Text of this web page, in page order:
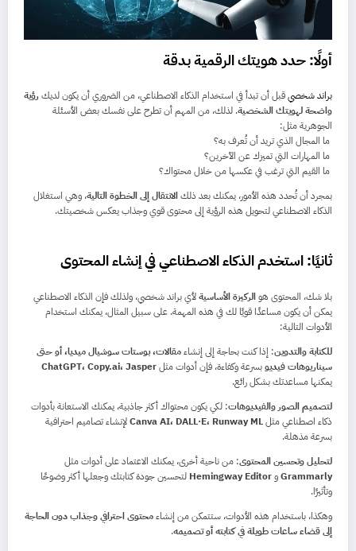
أولًا: حدد هويتك الرقمية بدقة
براند شخصيقبل أن تبدأ في استخدام الذكاء الاصطناعي، من الضروري أن يكون لديك رؤية
واضحة لهويتك الشخصية. لذلك، من المهم أن تطرح على نفسك بعض الأسئلة
الجوهرية مثل:
ما المجال الذي تريد أن تُعرف به؟
ما المهارات التي تميزك عن الآخرين؟
ما القيم التي ترغب في عكسها من خلال محتواك؟
بمجرد أن تُحدد هذه الأمور، يمكنك بعد ذلكالانتقال إلى الخطوة التالية، وهي استغلال
الذكاء الاصطناعي لتحويل هذه الرؤية إلى محتوى قوي وجذاب يعكس شخصيتك.
ثانيًا: استخدم الذكاء الاصطناعي في إنشاء المحتوى
بلا شك، المحتوى هوالركيزة الأساسيةلأي براند شخصي، ولذلك فإن الذكاء الاصطناعي
يمكن أن يكون مساعدًا قويًا لك في هذه المهمة. على سبيل المثال، يمكنك استخدام
الأدوات التالية:
للكتابة والتدوين: إذا كنت بحاجة إلى إنشاءمقالات، بوستات سوشيال ميديا، أو حتى
سيناريوهات فيديوبسرعة وكفاءة، فإن أدوات مثلChatGPT، Copy.ai، Jasper
يمكنها مساعدتك بشكل رائع.
لتصميم الصور والفيديوهات: لكي يكون محتواك أكثر جاذبية، يمكنك الاستعانة بأدوات
ذكاء اصطناعي مثلCanva AI، DALL·E، Runway MLلإنشاء تصاميم احترافية
بسرعة مذهلة.
لتحليل وتحسين المحتوى: من ناحية أخرى، يمكنك الاعتماد على أدوات مثل
GrammarlyوHemingway Editor لتحسين جودة كتابتك وجعلها أكثر وضوحًا
وتأثيرًا.
وهكذا، باستخدام هذه الأدوات، ستتمكن من إنشاءمحتوى احترافي وجذاب دون الحاجة
إلى قضاء ساعات طويلة في كتابته أو تصميمه.